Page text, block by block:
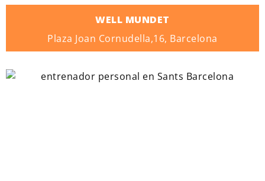
WELL MUNDET
Plaza Joan Cornudella,16, Barcelona